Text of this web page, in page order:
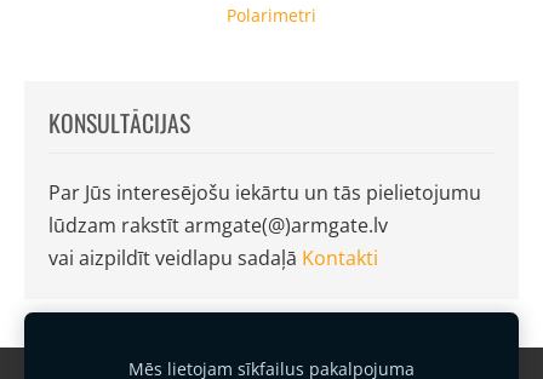
KONSULTĀCIJAS
Par Jūs interesējošu iekārtu un tās pielietojumu
lūdzam rakstīt armgate(@)armgate.lv
vai aizpildīt veidlapu sadaļā Kontakti
Polarimetri
Mēs lietojam sīkfailus pakalpojuma